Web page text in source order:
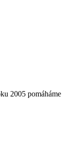
2005 pomáháme